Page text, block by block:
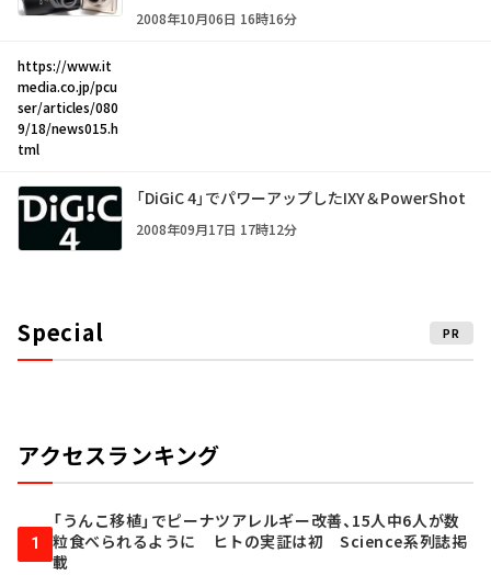
2008年10月06日 16時16分
https://www.it
media.co.jp/pcu
ser/articles/080
9/18/news015.h
tml
「DiGiC 4」でパワーアップしたIXY＆PowerShot
2008年09月17日 17時12分
Special PR
アクセスランキング
1
「うんこ移植」でピーナツアレルギー改善、15人中6人が数
粒食べられるように ヒトの実証は初 Science系列誌掲
載